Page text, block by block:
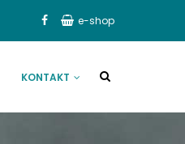
e-shop
KONTAKT